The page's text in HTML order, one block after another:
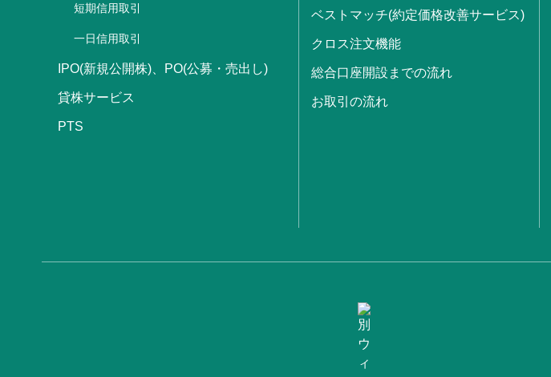
短期信用取引
一日信用取引
IPO(新規公開株)、PO(公募・売出し)
貸株サービス
PTS
ベストマッチ(約定価格改善サービス)
クロス注文機能
総合口座開設までの流れ
お取引の流れ